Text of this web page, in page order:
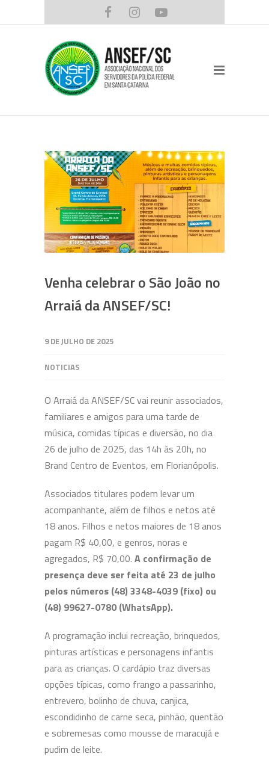
Venha celebrar o São João no
Arraiá da ANSEF/SC!
9 DE JULHO DE 2025
NOTICIAS
O Arraiá da ANSEF/SC vai reunir associados,
familiares e amigos para uma tarde de
música, comidas típicas e diversão, no dia
26 de julho de 2025, das 14h às 20h, no
Brand Centro de Eventos, em Florianópolis.
Associados titulares podem levar um
acompanhante, além de filhos e netos até
18 anos. Filhos e netos maiores de 18 anos
pagam R$ 40,00, e genros, noras e
agregados, R$ 70,00. A confirmação de
presença deve ser feita até 23 de julho
pelos números (48) 3348-4039 (fixo) ou
(48) 99627-0780 (WhatsApp).
A programação inclui recreação, brinquedos,
pinturas artísticas e personagens infantis
para as crianças. O cardápio traz diversas
opções típicas, como frango a passarinho,
entrevero, bolinho de chuva, canjica,
escondidinho de carne seca, pinhão, quentão
e sobremesas como mousse de maracujá e
pudim de leite.